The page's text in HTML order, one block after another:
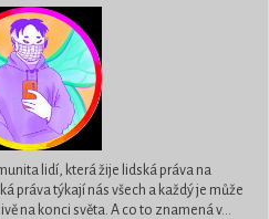
lidí, která žije lidská práva na
práva týkají nás všech a každý je může
na konci světa. A co to znamená v...